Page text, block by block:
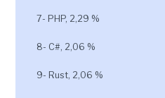
7- PHP, 2,29 %
8- C#, 2,06 %
9- Rust, 2,06 %